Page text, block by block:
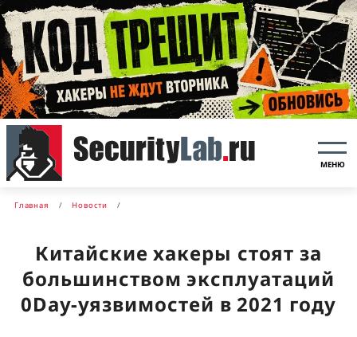
МЕНЮ
Главная Новости
Китайские хакеры стоят за
большинством эксплуатаций
0Day-уязвимостей в 2021 году